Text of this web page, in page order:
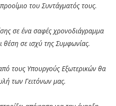
του Συντάγματός τους.
σε ένα σαφές χρονοδιάγραμμα
σε ισχύ της Συμφωνίας.
τους Υπουργούς Εξωτερικών θα
των Γειτόνων μας.